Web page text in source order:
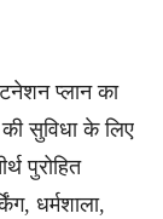
प्लान का
सुविधा के लिए
पुरोहित
धर्मशाला,